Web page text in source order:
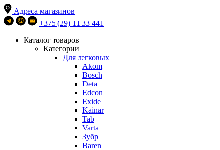
Адреса магазинов
+375 (29) 11 33 441
Каталог товаров
Категории
Для легковых
Akom
Bosch
Deta
Edcon
Exide
Kainar
Tab
Varta
Зубр
Baren